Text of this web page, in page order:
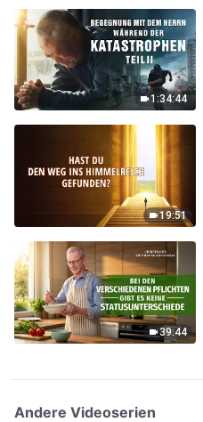
1:34:44
19:51
39:44
Andere Videoserien